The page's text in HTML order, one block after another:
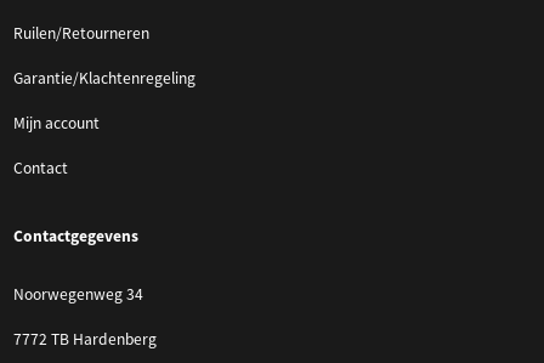
Ruilen/Retourneren
Garantie/Klachtenregeling
Mijn account
Contact
Contactgegevens
Noorwegenweg 34
7772 TB Hardenberg